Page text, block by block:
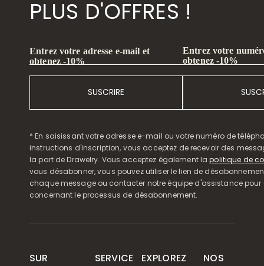
PLUS D'OFFRES !
Entrez votre adresse e-mail et
obtenez -10%
SUSCRIRE
Entrez votre
obtenez -10%
* En saisissant votre adresse e-mail ou votre numéro de
instructions d'inscription, vous acceptez de recevoir des
la part de Drawelry. Vous acceptez également lapolitique de
vous désabonner, vous pouvez utiliser le lien de
chaque message ou contacter notre équipe d'assistance pour
concernant le processus de désabonnement.
SUR
SERVICE
EXPLOREZ
NOS